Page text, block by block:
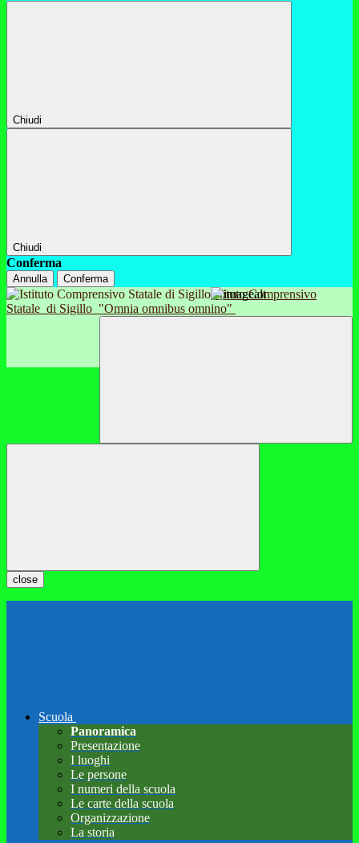
Chiudi
Chiudi
Conferma
Annulla Conferma
Istituto Comprensivo
Statale di Sigillo "Omnia omnibus omnino"
close
Scuola
Panoramica
Presentazione
I luoghi
Le persone
I numeri della scuola
Le carte della scuola
Organizzazione
La storia